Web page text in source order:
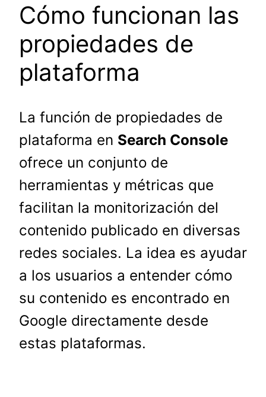
Cómo funcionan las
propiedades de
plataforma
La función de propiedades de
plataforma en Search Console
ofrece un conjunto de
herramientas y métricas que
facilitan la monitorización del
contenido publicado en diversas
redes sociales. La idea es ayudar
a los usuarios a entender cómo
su contenido es encontrado en
Google directamente desde
estas plataformas.